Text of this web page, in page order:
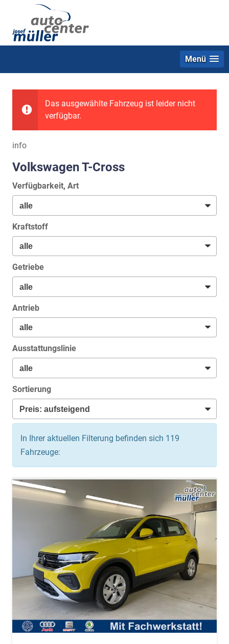
Menü
Das ausgewählte Fahrzeug ist leider nicht
verfügbar.
info
Volkswagen T-Cross
Verfügbarkeit, Art
Kraftstoff
Getriebe
Antrieb
Ausstattungslinie
Sortierung
In Ihrer aktuellen Filterung befinden sich 119
Fahrzeuge: